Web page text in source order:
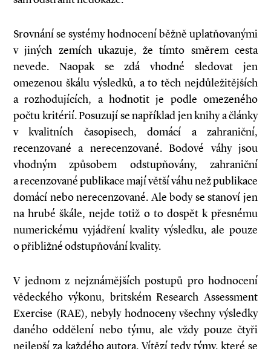
Srovnání se systémy hodnocení běžně uplatňovanými
v jiných zemích ukazuje, že tímto směrem cesta
nevede. Naopak se zdá vhodné sledovat jen
omezenou škálu výsledků, a to těch nejdůležitějších
a rozhodujících, a hodnotit je podle omezeného
počtu kritérií. Posuzují se například jen knihy a články
v kvalitních časopisech, domácí a zahraniční,
recenzované a nerecenzované. Bodové váhy jsou
vhodným způsobem odstupňovány, zahraniční
a recenzované publikace mají větší váhu než publikace
domácí nebo nerecenzované. Ale body se stanoví jen
na hrubé škále, nejde totiž o to dospět k přesnému
numerickému vyjádření kvality výsledku, ale pouze
o přibližné odstupňování kvality.
V jednom z nejznámějších postupů pro hodnocení
vědeckého výkonu, britském Research Assessment
Exercise (RAE), nebyly hodnoceny všechny výsledky
daného oddělení nebo týmu, ale vždy pouze čtyři
nejlepší za každého autora. Vítězí tedy týmy, které se